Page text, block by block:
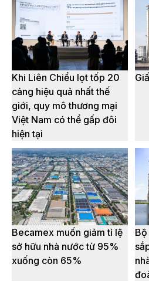
Khi Liên Chiểu lọt tốp 20
cảng hiệu quả nhất thế
giới, quy mô thương mại
Việt Nam có thể gấp đôi
hiện tại
Becamex muốn giảm tỉ lệ
sở hữu nhà nước từ 95%
xuống còn 65%